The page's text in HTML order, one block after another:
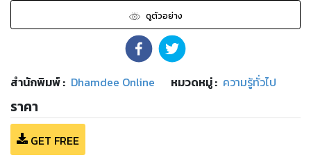
ดูตัวอย่าง
สำนักพิมพ์: Dhamdee Online หมวดหมู่: ความรู้ทั่วไป
ราคา
GET FREE